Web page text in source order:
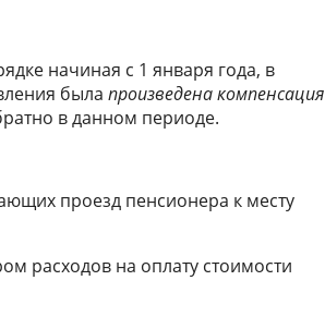
начиная с 1 января года, в
была произведена компенсация
в данном периоде.
проезд пенсионера к месту
расходов на оплату стоимости